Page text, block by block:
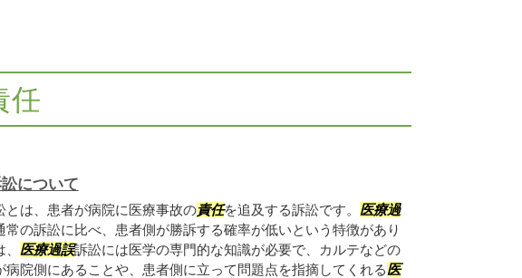
任
について
とは、患者が病院に医療事故の責任を追及する訴訟です。 医療過
常の訴訟に比べ、患者側が勝訴する確率が低いという特徴があり
医療過誤訴訟には医学の専門的な知識が必要で、カルテなどの
病院側にあることや、患者側に立って問題点を指摘してくれる医